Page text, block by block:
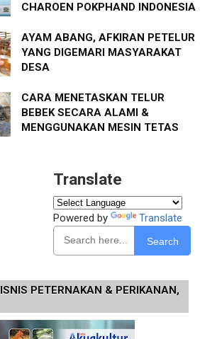
CHAROEN POKPHAND INDONESIA
AYAM ABANG, AFKIRAN PETELUR
YANG DIGEMARI MASYARAKAT
DESA
CARA MENETASKAN TELUR
BEBEK SECARA ALAMI &
MENGGUNAKAN MESIN TETAS
Translate
Powered by Translate
Search
PETERNAKAN & PERIKANAN,